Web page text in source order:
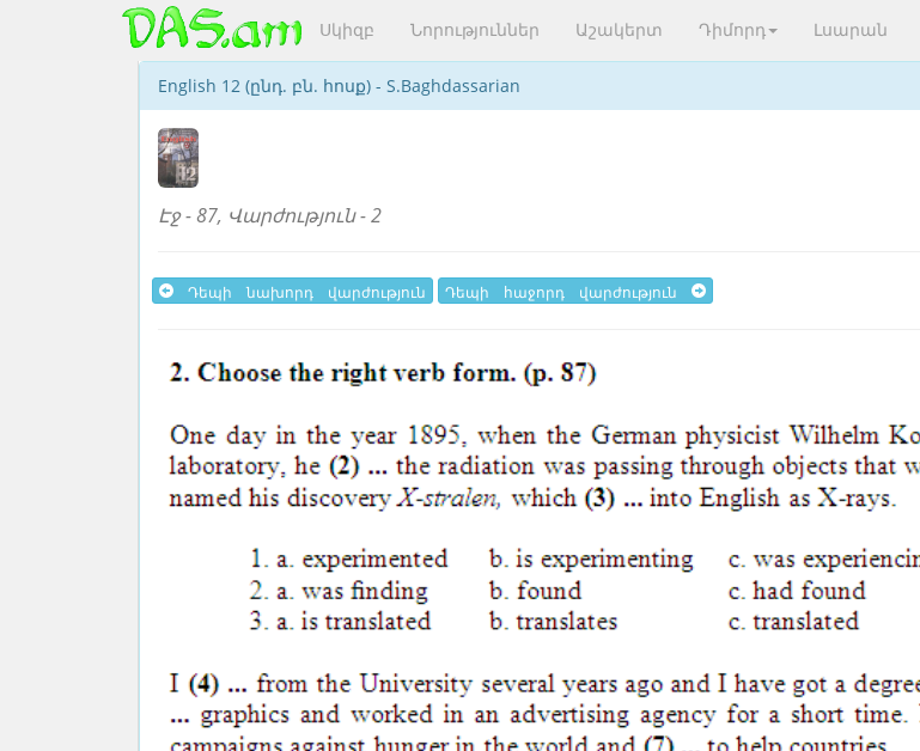
Սկիզբ Նորություններ Աշակերտ Դիմորդ Լսարան
English 12 (ընդ. բն. հոսք) - S.Baghdassarian
Էջ - 87, Վարժություն - 2
Դեպի նախորդ վարժություն Դեպի հաջորդ վարժություն